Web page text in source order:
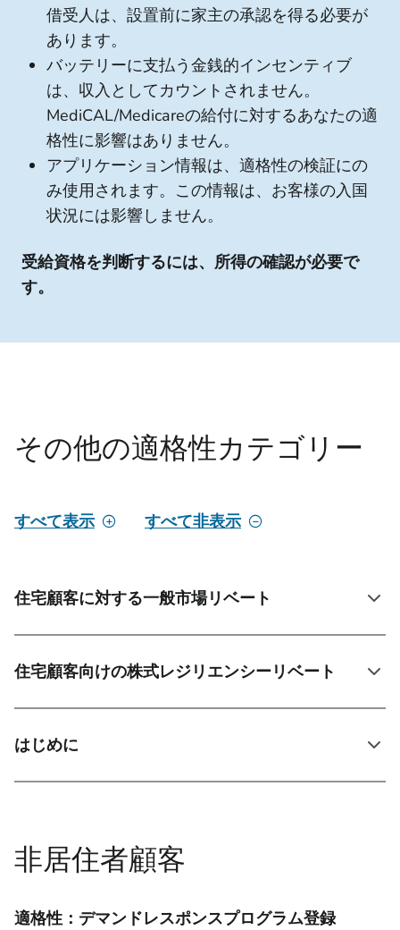
借受人は、設置前に家主の承認を得る必要が
あります。
バッテリーに支払う金銭的インセンティブ
は、収入としてカウントされません。
MediCAL/Medicareの給付に対するあなたの適
格性に影響はありません。
アプリケーション情報は、適格性の検証にの
み使用されます。この情報は、お客様の入国
状況には影響しません。
受給資格を判断するには、所得の確認が必要で
す。
その他の適格性カテゴリー
すべて表示 すべて非表示
住宅顧客に対する一般市場リベート
住宅顧客向けの株式レジリエンシーリベート
はじめに
非居住者顧客
適格性：デマンドレスポンスプログラム登録